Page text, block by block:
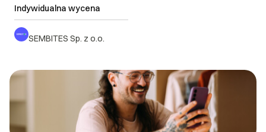
SEMBITES Sp. z o.o.
Indywidualna wycena